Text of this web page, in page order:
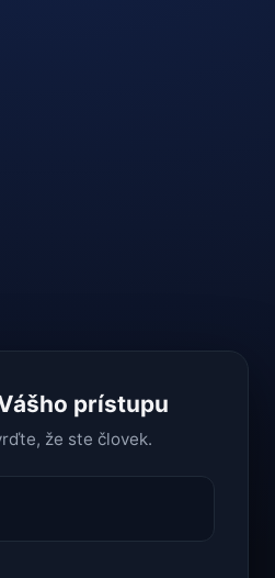
prístupu
že ste človek.